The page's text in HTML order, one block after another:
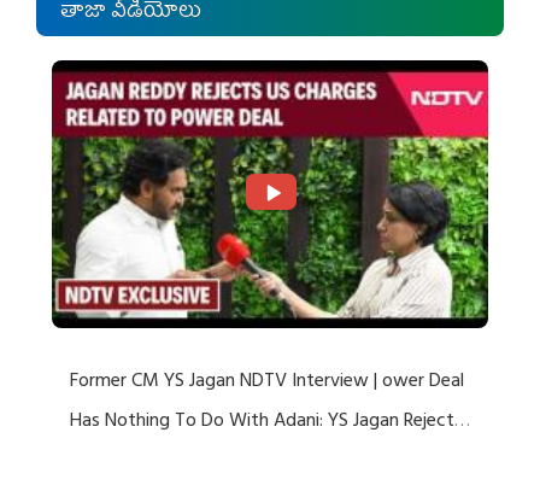
తాజా వీడియోలు
Former CM YS Jagan NDTV Interview | ower Deal
Has Nothing To Do With Adani: YS Jagan Rejects